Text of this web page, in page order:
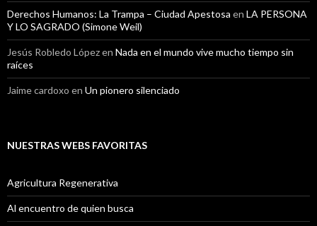
Derechos Humanos: La Trampa – Ciudad Apestosa en LA PERSONA
Y LO SAGRADO (Simone Weil)
Jesús Robledo Lópezen Nada en el mundo vive mucho tiempo sin
raíces
Jaime cardoxo en Un pionero silenciado
NUESTRAS WEBS FAVORITAS
Agricultura Regenerativa
Al encuentro de quien busca